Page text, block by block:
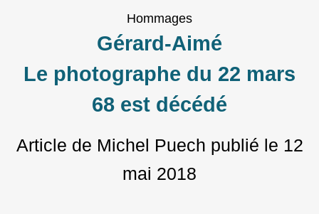
Hommages
Gérard-Aimé
Le photographe du 22 mars
68 est décédé
Article de Michel Puech publié le 12
mai 2018